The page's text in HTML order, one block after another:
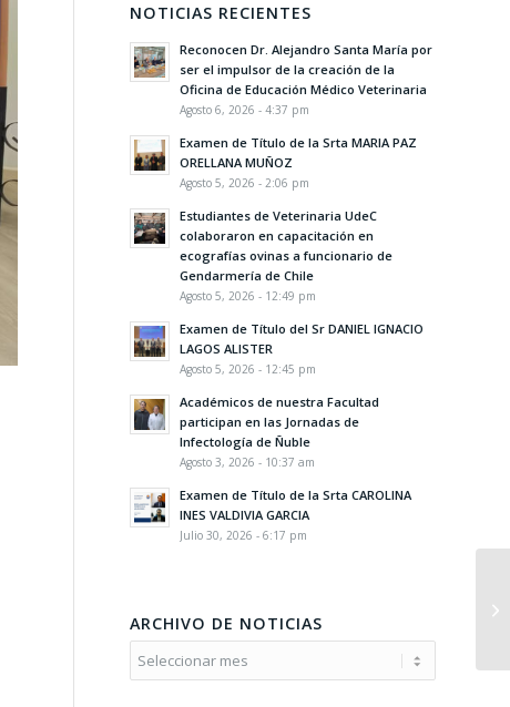
NOTICIAS RECIENTES
Reconocen Dr. Alejandro Santa María por
ser el impulsor de la creación de la
Oficina de Educación Médico Veterinaria
Agosto 6, 2026 - 4:37 pm
Examen de Título de la Srta MARIA PAZ
ORELLANA MUÑOZ
Agosto 5, 2026 - 2:06 pm
Estudiantes de Veterinaria UdeC
colaboraron en capacitación en
ecografías ovinas a funcionario de
Gendarmería de Chile
Agosto 5, 2026 - 12:49 pm
Examen de Título del Sr DANIEL IGNACIO
LAGOS ALISTER
Agosto 5, 2026 - 12:45 pm
Académicos de nuestra Facultad
participan en las Jornadas de
Infectología de Ñuble
Agosto 3, 2026 - 10:37 am
Examen de Título de la Srta CAROLINA
INES VALDIVIA GARCIA
Julio 30, 2026 - 6:17 pm
ARCHIVO DE NOTICIAS